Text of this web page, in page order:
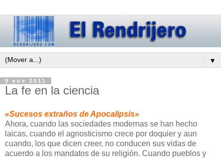
▼
9 ene 2011
La fe en la ciencia
«Sucesos extraños de Apocalipsis»
Ahora, cuando las sociedades modernas se han hecho
laicas, cuando el agnosticismo crece por doquier y aun
cuando, los que dicen creer, no conducen sus vidas de
acuerdo a los mandatos de su religión. Cuando pueblos y